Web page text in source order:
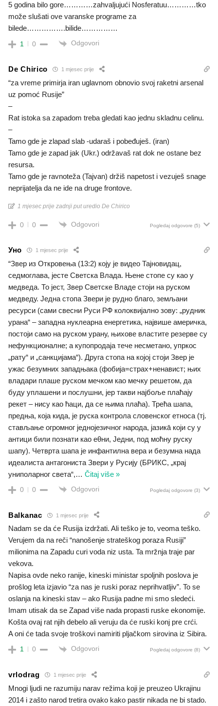
5 godina bilo gore…………zahvaljujući Nosferatuu…………tko
može slušati ove varanske programe za
bilede…………….bilide……………
1 0 Odgovori
De Chirico 1 mjesec prije
“za vreme primirja iran uglavnom obnovio svoj raketni arsenal
uz pomoć Rusije”
–
Rat istoka sa zapadom treba gledati kao jednu skladnu celinu.
–
Tamo gde je zlapad slab -udaraš i pobeđuješ. (iran)
Tamo gde je zapad jak (Ukr.) održavaš rat dok ne ostane bez
resursa.
Tamo gde je ravnoteža (Tajvan) držiš napetost i vezuješ snage
neprijatelja da ne ide na druge frontove.
1 mjesec prije zadnji put uredio De Chirico
0 0 Odgovori Pogledaj odgovore (5)
Уно 1 mjesec prije
“Звер из Откровења (13:2) коју је видео Тајновидац,
седмоглава, јесте Светска Влада. Њене стопе су као у
медведа. То јест, Звер Светске Владе стоји на руском
медведу. Једна стопа Звери је рудно благо, земљани
ресурси (сами свесни Руси РФ колоквијално зову: „рудник
урана“ – западна нуклеарна енергетика, највише америчка,
постоји само на руском урану, њихове властите резерве су
нефункционалне; а купопродаја тече несметано, упркос
„рату“ и „санкцијама“). Друга стопа на којој стоји Звер је
ужас безумних западњака (фобија=страх+ненавист; њих
владари плаше руском мечком као мечку решетом, да
буду уплашени и послушни, јер такви најбоље плаћају
рекет – нису као ћаци, да се њима плаћа). Трећа шапа,
предња, која кида, је руска контрола словенског етноса (тј.
стављање огромног једнојезичног народа, јазикā који су у
антици били познати као еθни, Једни, под моћну руску
шапу). Четврта шапа је инфантилна вера и безумна нада
идеалиста антагониста Звери у Русију (БРИКС, „крај
униполарног света“,… Čitaj više »
0 0 Odgovori Pogledaj odgovore (3)
Balkanac 1 mjesec prije
Nadam se da će Rusija izdržati. Ali teško je to, veoma teško.
Verujem da na reči “nanošenje strateškog poraza Rusiji”
milionima na Zapadu curi voda niz usta. Ta mržnja traje par
vekova.
Napisa ovde neko ranije, kineski ministar spoljnih poslova je
prošlog leta izjavio “za nas je ruski poraz neprihvatljiv”. To se
oslanja na kineski stav – ako Rusija padne mi smo sledeći.
Imam utisak da se Zapad više nada propasti ruske ekonomije.
Košta ovaj rat njih debelo ali veruju da će ruski konj pre crći.
A oni će tada svoje troškovi namiriti pljačkom sirovina iz Sibira.
1 0 Odgovori Pogledaj odgovore (8)
vrlodrag 1 mjesec prije
Mnogi ljudi ne razumiju narav režima koji je preuzeo Ukrajinu
2014 i zašto narod tretira ovako kako pastir nikada ne bi stado.